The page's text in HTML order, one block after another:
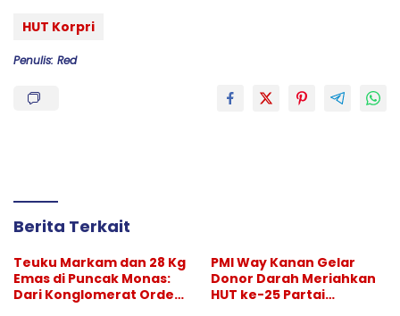
HUT Korpri
Penulis: Red
Berita Terkait
Teuku Markam dan 28 Kg
Emas di Puncak Monas:
Dari Konglomerat Orde
PMI Way Kanan Gelar
Donor Darah Meriahkan
HUT ke-25 Partai